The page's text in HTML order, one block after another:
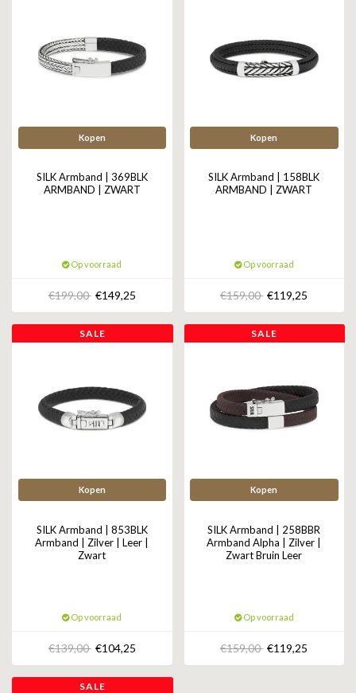
Kopen
SILK Armband | 369BLK
ARMBAND | ZWART
Op voorraad
€199,00 €149,25
Kopen
SILK Armband | 158BLK
ARMBAND | ZWART
Op voorraad
€159,00 €119,25
SALE
Kopen
SILK Armband | 853BLK
Armband | Zilver | Leer |
Zwart
Op voorraad
€139,00 €104,25
SALE
Kopen
SILK Armband | 258BBR
Armband Alpha | Zilver |
Zwart Bruin Leer
Op voorraad
€159,00 €119,25
SALE